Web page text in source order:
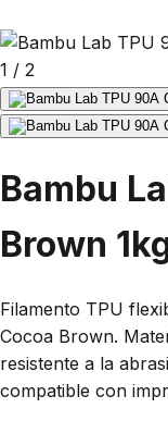
1 / 2
Bambu
Brown
Filamento TPU
Cocoa Brown.
resistente a la
compatible con